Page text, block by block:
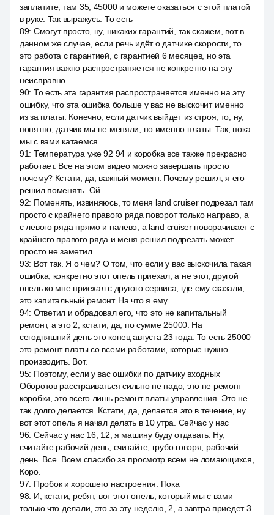
заплатите, там 35, 45000 и можете оказаться с этой платой
в руке. Так выражусь. То есть
89: Смогут просто, ну, никаких гарантий, так скажем, вот в
данном же случае, если речь идёт о датчике скорости, то
это работа с гарантией, с гарантией 6 месяцев, но эта
гарантия важно распространяется не конкретно на эту
неисправно.
90: То есть эта гарантия распространяется именно на эту
ошибку, что эта ошибка больше у вас не выскочит именно
из за платы. Конечно, если датчик выйдет из строя, то, ну,
понятно, датчик мы не меняли, но именно платы. Так, пока
мы с вами катаемся.
91: Температура уже 92 94 и коробка все также прекрасно
работает. Все на этом видео можно завершать просто
почему? Кстати, да, важный момент. Почему решил, я его
решил поменять. Ой.
92: Поменять, извиняюсь, то меня land cruiser подрезал там
просто с крайнего правого ряда поворот только направо, а
с левого ряда прямо и налево, а land cruiser поворачивает с
крайнего правого ряда и меня решил подрезать может
просто не заметил.
93: Вот так. Я о чем? О том, что если у вас выскочила такая
ошибка, конкретно этот опель приехал, а не этот, другой
опель ко мне приехал с другого сервиса, где ему сказали,
это капитальный ремонт. На что я ему
94: Ответил и обрадовал его, что это не капитальный
ремонт, а это 2, кстати, да, по сумме 25000. На
сегодняшний день это конец августа 23 года. То есть 25000
это ремонт платы со всеми работами, которые нужно
производить. Вот.
95: Поэтому, если у вас ошибки по датчику входных
Оборотов расстраиваться сильно не надо, это не ремонт
коробки, это всего лишь ремонт платы управления. Это не
так долго делается. Кстати, да, делается это в течение, ну
вот этот опель я начал делать в 10 утра. Сейчас у нас
96: Сейчас у нас 16, 12, я машину буду отдавать. Ну,
считайте рабочий день, считайте, грубо говоря, рабочий
день. Все. Всем спасибо за просмотр всем не ломающихся,
Коро.
97: Пробок и хорошего настроения. Пока
98: И, кстати, ребят, вот этот опель, который мы с вами
только что делали, это за эту неделю, 2, а завтра приедет 3.